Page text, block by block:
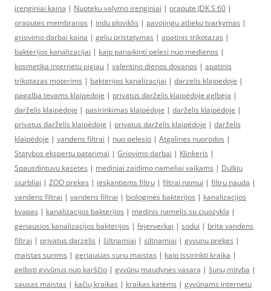
irenginiai kaina | Nuoteku valymo irenginiai | orapute JDK S 60 |
oraputes membranos | indu ploviklis | pavojingu atlieku tvarkymas |
griovimo darbai kaina | geliu pristatymas | apatinis trikotazas |
bakterijos kanalizacijai | kaip panaikinti pelesi nuo medienos |
kosmetika internetu pigiau | valentino dienos dovanos | apatinis
trikotazas moterims | bakterijos kanalizacijai | darzelis klaipedoje |
pagalba tėvams klaipėdoje | privatus darželis klaipėdoje gelbėja |
darželis klaipėdoje | pasirinkimas klaipėdoje | darželis klaipėdoje |
privatus darželis klaipėdoje | privatus darželis klaipėdoje | darželis
klaipėdoje | vandens filtrai | nuo pelesio | Atgalines nuorodos |
Statybos ekspertu patarimai | Griovimo darbai | Klinkeris |
Spausdintuvu kasetes | mediniai zaidimo nameliai vaikams | Dulkiu
siurbliai | ZOO prekes | ieskantiems filtru | filtrai namui | filtru nauda |
vandens filtrai | vandens filtrai | biologinės bakterijos | kanalizacijos
kvapas | kanalizacijos bakterijos | medinis namelis su ciuozykla |
geriausios kanalizacijos bakterijos | fejerverkai | sodui | brita vandens
filtrai | privatus darzelis | šiltnamiai | siltnamiai | gyvunu prekes |
maistas sunims | geriausias sunu maistas | kaip issirinkti kraika |
gelbsti gyvūnus nuo karščio | gyvūnų maudynės vasarą | šunų mityba |
sausas maistas | kačių kraikas | kraikas katėms | gyvūnams internetu